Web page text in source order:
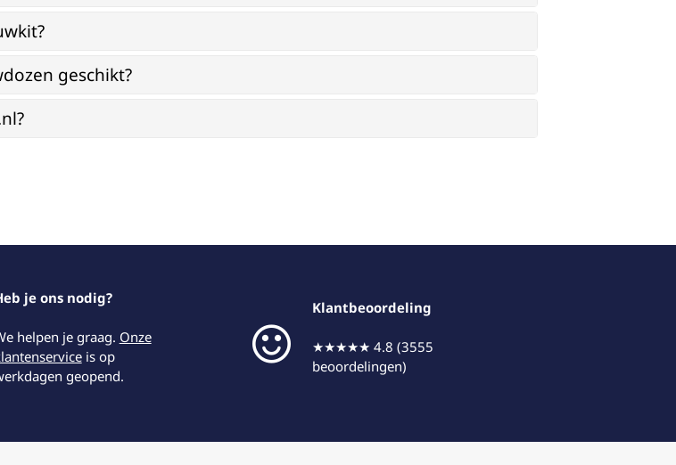
geschikt?
je ons nodig?
helpen je graag. Onze
is op
geopend.
Klantbeoordeling
★★★★★ 4.8 (3555
beoordelingen)